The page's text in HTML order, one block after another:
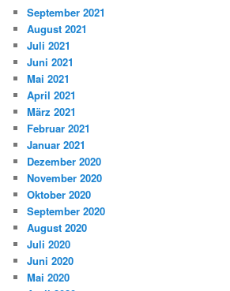
September 2021
August 2021
Juli 2021
Juni 2021
Mai 2021
April 2021
März 2021
Februar 2021
Januar 2021
Dezember 2020
November 2020
Oktober 2020
September 2020
August 2020
Juli 2020
Juni 2020
Mai 2020